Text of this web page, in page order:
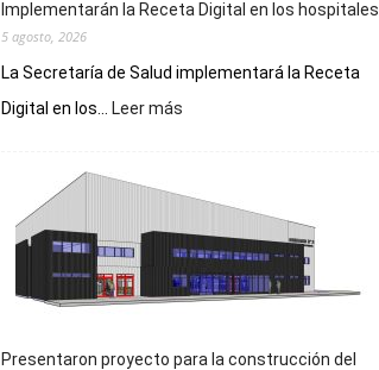
Implementarán la Receta Digital en los hospitales
5 agosto, 2026
La Secretaría de Salud implementará la Receta
Digital en los...
Leer más
Digital
en
los
hospitales
Presentaron proyecto para la construcción del